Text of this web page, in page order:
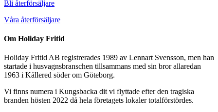
Bli återförsäljare
Våra återförsäljare
Om Holiday Fritid
Holiday Fritid AB registrerades 1989 av Lennart Svensson, men han
startade i husvagnsbranschen tillsammans med sin bror allaredan
1963 i Kållered söder om Göteborg.
Vi finns numera i Kungsbacka dit vi flyttade efter den tragiska
branden hösten 2022 då hela företagets lokaler totalförstördes.